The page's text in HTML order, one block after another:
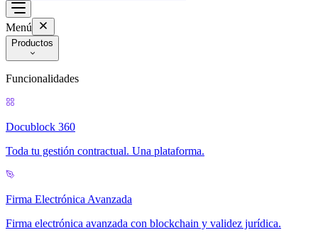
Menú
Productos
Funcionalidades
Docublock 360
Toda tu gestión contractual. Una plataforma.
Firma Electrónica Avanzada
Firma electrónica avanzada con blockchain y validez jurídica.